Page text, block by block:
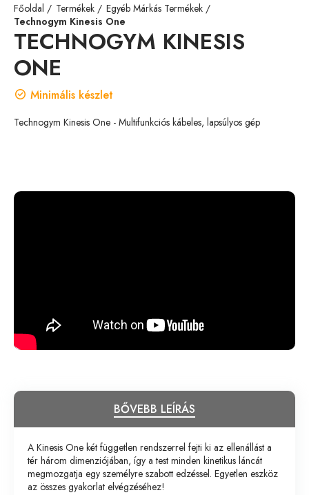
Főoldal Termékek
Egyéb Márkás Termékek
Technogym Kinesis One
TECHNOGYM KINESIS
ONE
Minimális készlet
Technogym Kinesis One - Multifunkciós kábeles, lapsúlyos gép
BŐVEBB LEÍRÁS
A Kinesis One két független rendszerrel fejti ki az ellenállást a
tér három dimenziójában, így a test minden kinetikus láncát
megmozgatja egy személyre szabott edzéssel. Egyetlen eszköz
az összes gyakorlat elvégzéséhez!